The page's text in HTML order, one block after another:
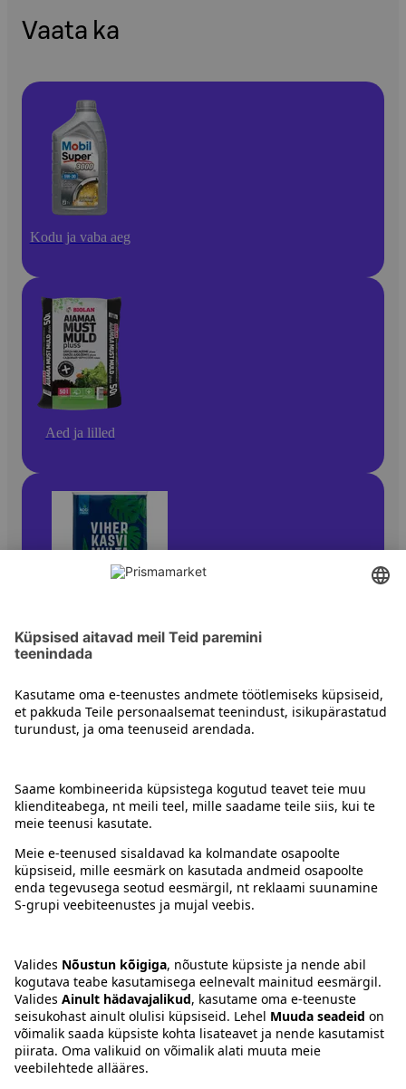
Vaata ka
Kodu ja vaba aeg
Aed ja lilled
Lillehooldustooted ja -tarvikud
Juhised
Tingimused
Keel:ETENRU